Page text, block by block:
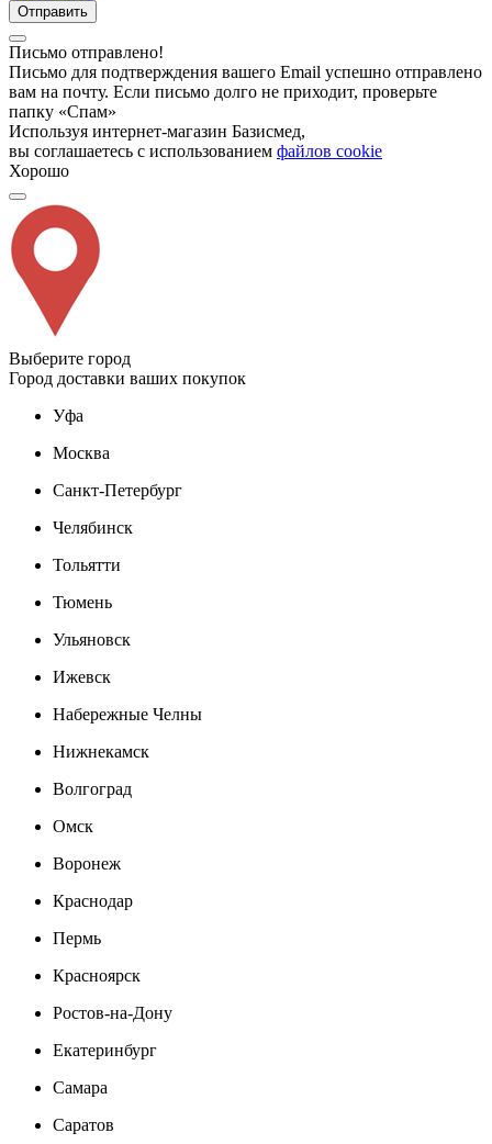
Отправить
Письмо отправлено!
Письмо для подтверждения вашего Email успешно отправлено
вам на почту. Если письмо долго не приходит, проверьте
папку «Спам»
Используя интернет-магазин Базисмед,
вы соглашаетесь с использованием файлов cookie
Хорошо
Выберите город
Город доставки ваших покупок
Уфа
Москва
Санкт-Петербург
Челябинск
Тольятти
Тюмень
Ульяновск
Ижевск
Набережные Челны
Нижнекамск
Волгоград
Омск
Воронеж
Краснодар
Пермь
Красноярск
Ростов-на-Дону
Екатеринбург
Самара
Саратов